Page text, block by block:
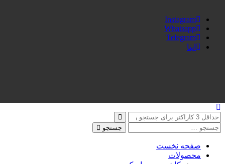
Instagram
Whatsapp
Telegram
ایتا
جستجو
صفحه نخست
محصولات